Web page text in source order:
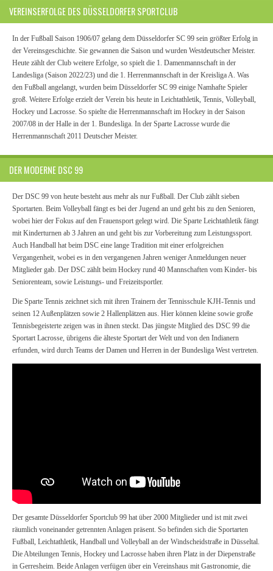
VEREINSERFOLGE DES DÜSSELDORFER SPORTCLUB
In der Fußball Saison 1906/07 gelang dem Düsseldorfer SC 99 sein größter Erfolg in
der Vereinsgeschichte. Sie gewannen die Saison und wurden Westdeutscher Meister.
Heute zählt der Club weitere Erfolge, so spielt die 1. Damenmannschaft in der
Landesliga (Saison 2022/23) und die 1. Herrenmannschaft in der Kreisliga A. Was
den Fußball angelangt, wurden beim Düsseldorfer SC 99 einige Namhafte Spieler
groß. Weitere Erfolge erzielt der Verein bis heute in Leichtathletik, Tennis, Volleyball,
Hockey und Lacrosse. So spielte die Herrenmannschaft im Hockey in der Saison
2007/08 in der Halle in der 1. Bundesliga. In der Sparte Lacrosse wurde die
Herrenmannschaft 2011 Deutscher Meister.
DER MODERNE DSC 99
Der DSC 99 von heute besteht aus mehr als nur Fußball. Der Club zählt sieben
Sportarten. Beim Volleyball fängt es bei der Jugend an und geht bis zu den Senioren,
wobei hier der Fokus auf den Frauensport gelegt wird. Die Sparte Leichtathletik fängt
mit Kinderturnen ab 3 Jahren an und geht bis zur Vorbereitung zum Leistungssport.
Auch Handball hat beim DSC eine lange Tradition mit einer erfolgreichen
Vergangenheit, wobei es in den vergangenen Jahren weniger Anmeldungen neuer
Mitglieder gab. Der DSC zählt beim Hockey rund 40 Mannschaften vom Kinder- bis
Seniorenteam, sowie Leistungs- und Freizeitsportler.
Die Sparte Tennis zeichnet sich mit ihren Trainern der Tennisschule KJH-Tennis und
seinen 12 Außenplätzen sowie 2 Hallenplätzen aus. Hier können kleine sowie große
Tennisbegeisterte zeigen was in ihnen steckt. Das jüngste Mitglied des DSC 99 die
Sportart Lacrosse, übrigens die älteste Sportart der Welt und von den Indianern
erfunden, wird durch Teams der Damen und Herren in der Bundesliga West vertreten.
Der gesamte Düsseldorfer Sportclub 99 hat über 2000 Mitglieder und ist mit zwei
räumlich voneinander getrennten Anlagen präsent. So befinden sich die Sportarten
Fußball, Leichtathletik, Handball und Volleyball an der Windscheidstraße in Düsseltal.
Die Abteilungen Tennis, Hockey und Lacrosse haben ihren Platz in der Diepenstraße
in Gerresheim. Beide Anlagen verfügen über ein Vereinshaus mit Gastronomie, die